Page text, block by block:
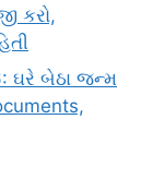
કરો,
ઘરે બેઠા જન્મ